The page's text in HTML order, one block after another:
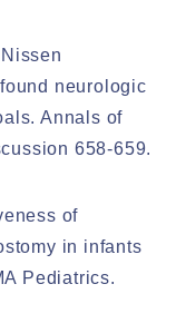
neurologic
Annals of
658-659.
of
in infants
Pediatrics.